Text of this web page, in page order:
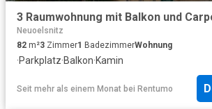
3 Raumwohnung mit Balkon und
Neuoelsnitz
82 m²3 Zimmer1 BadezimmerWohnung
·Parkplatz·Balkon·Kamin
Seit mehr als einem Monat bei Rentumo